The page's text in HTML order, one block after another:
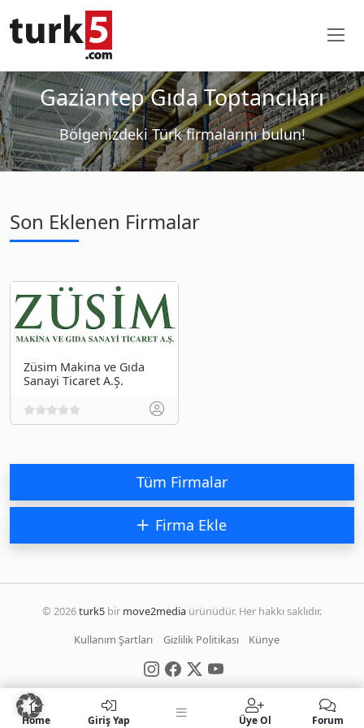
Gaziantep Gıda Toptancıları
Bölgenizdeki Türk firmalarını bulun!
Son Eklenen Firmalar
Züsim Makina ve Gıda
Sanayi Ticaret A.Ş.
Tüm Firmalar
Firma Ekle
© 2026turk5 bir move2media ürünüdür. Her hakkı saklıdır.
Kullanım Şartları
Gizlilik Politikası Künye
Home Giriş Yap Üye Ol Forum